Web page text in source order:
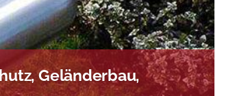
Geländerbau,